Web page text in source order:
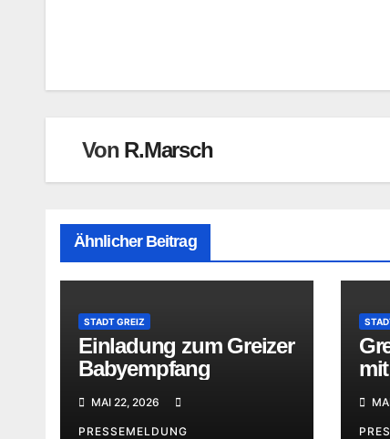
Von R.Marsch
Ähnlicher Beitrag
STADT GREIZ
Einladung zum Greizer
Babyempfang
MAI 22, 2026
PRESSEMELDUNG